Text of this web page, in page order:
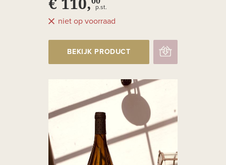
p.st.
niet op voorraad
BEKIJK PRODUCT